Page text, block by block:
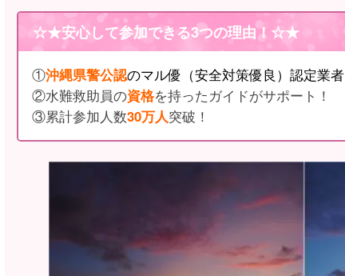
☆★安心して参加できる3つの理由！☆★
①沖縄県警公認のマル優（安全対策優良）認定業者
②水難救助員の資格を持ったガイドがサポート！
③累計参加人数30万人突破！